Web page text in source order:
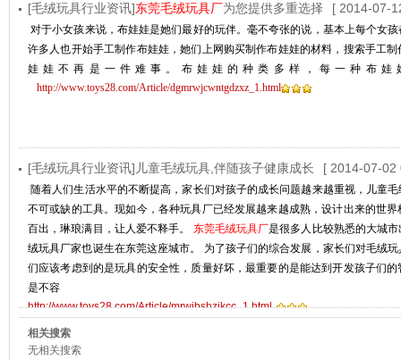
[毛绒玩具行业资讯]东莞毛绒玩具厂为您提供多重选择 [ 2014-07-
对于小女孩来说，布娃娃是她们最好的玩伴。毫不夸张的说，基本上每个女
许多人也开始手工制作布娃娃，她们上网购买制作布娃娃的材料，搜索手工
娃娃不再是一件难事。布娃娃的种类多样，每一种布娃
http://www.toys28.com/Article/dgmrwjcwntgdzxz_1.html
[毛绒玩具行业资讯]儿童毛绒玩具,伴随孩子健康成长 [ 2014-07-02
随着人们生活水平的不断提高，家长们对孩子的成长问题越来越重视，儿童
不可或缺的工具。现如今，各种玩具厂已经发展越来越成熟，设计出来的世
百出，琳琅满目，让人爱不释手。 东莞毛绒玩具厂是很多人比较熟悉的大城
绒玩具厂家也诞生在东莞这座城市。 为了孩子们的综合发展，家长们对毛绒
们应该考虑到的是玩具的安全性，质量好坏，最重要的是能达到开发孩子们
是不容
http://www.toys28.com/Article/mrwjbshzjkcc_1.html
相关搜索
无相关搜索